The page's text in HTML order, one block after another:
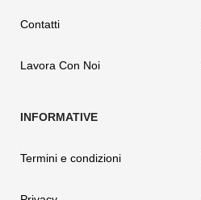
Contatti
Lavora Con Noi
Termini e condizioni